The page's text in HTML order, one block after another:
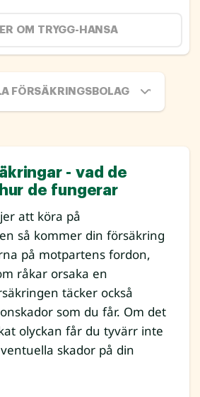
OM TRYGG-HANSA
FÖRSÄKRINGSBOLAG
- vad de
de fungerar
att köra på
så kommer din försäkring
på motpartens fordon,
råkar orsaka en
täcker också
som du får. Om det
olyckan får du tyvärr inte
skador på din